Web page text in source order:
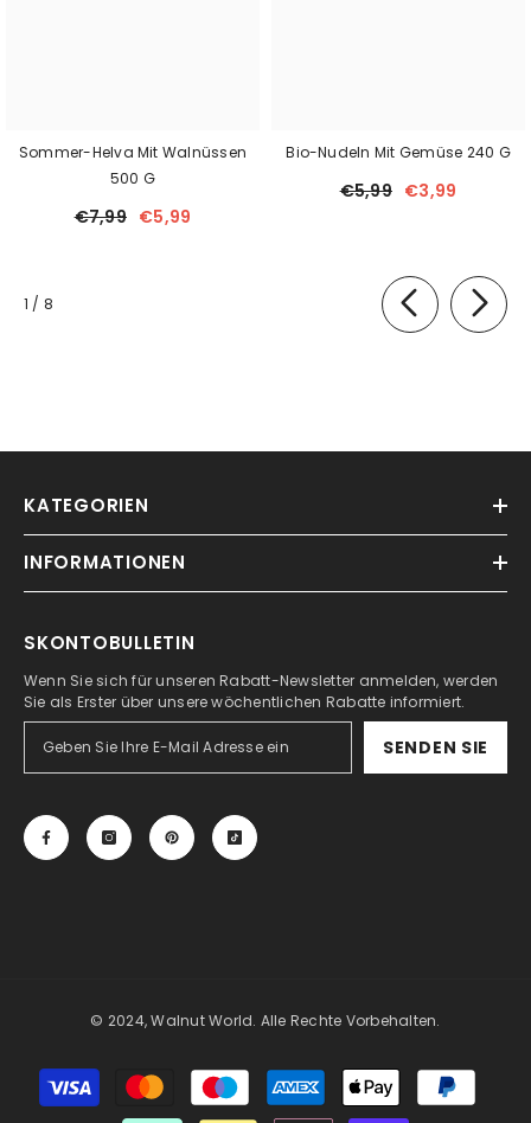
Sommer-Helva Mit Walnüssen
500 G
€7,99 €5,99
Bio-Nudeln Mit Gemüse 240 G
€5,99 €3,99
1 / von
8
KATEGORIEN
INFORMATIONEN
SKONTOBULLETIN
Wenn Sie sich für unseren Rabatt-Newsletter anmelden, werden
Sie als Erster über unsere wöchentlichen Rabatte informiert.
SENDEN SIE
© 2024, Walnut World. Alle Rechte Vorbehalten.
Zahlungsmöglichkeiten